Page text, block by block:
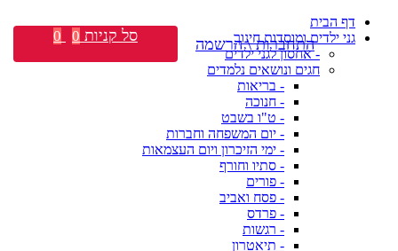
דף הבית
גני ילדים ומוסדות חינוך
- אחסון לגני ילדים
חגים ונושאים נלמדים
- בריאות
- חנוכה
- ט"ו בשבט
- יום המשפחה וחברות
- ימי הזיכרון ויום העצמאות
- סתיו וחורף
- פורים
- פסח ואביב
- פרדס
- רגשות
- תיאטרון
התחברות \ הרשמה סל קניות 0
0